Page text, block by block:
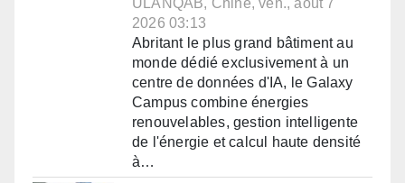
ULANQAB, Chine, ven., août 7
2026 03:13
Abritant le plus grand bâtiment au
monde dédié exclusivement à un
centre de données d'IA, le Galaxy
Campus combine énergies
renouvelables, gestion intelligente
de l'énergie et calcul haute densité
à…